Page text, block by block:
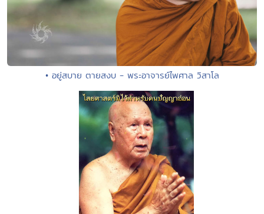
• อยู่สบาย ตายสงบ - พระอาจารย์ไพศาล วิสาโล